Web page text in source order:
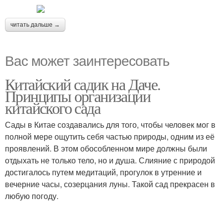
читать дальше →
Вас может заинтересовать
Китайский садик на Даче.
Принципы организации
китайского сада
Сады в Китае создавались для того, чтобы человек мог в
полной мере ощутить себя частью природы, одним из её
проявлений. В этом обособленном мире должны были
отдыхать не только тело, но и душа. Слияние с природой
достигалось путем медитаций, прогулок в утренние и
вечерние часы, созерцания луны. Такой сад прекрасен в
любую погоду.